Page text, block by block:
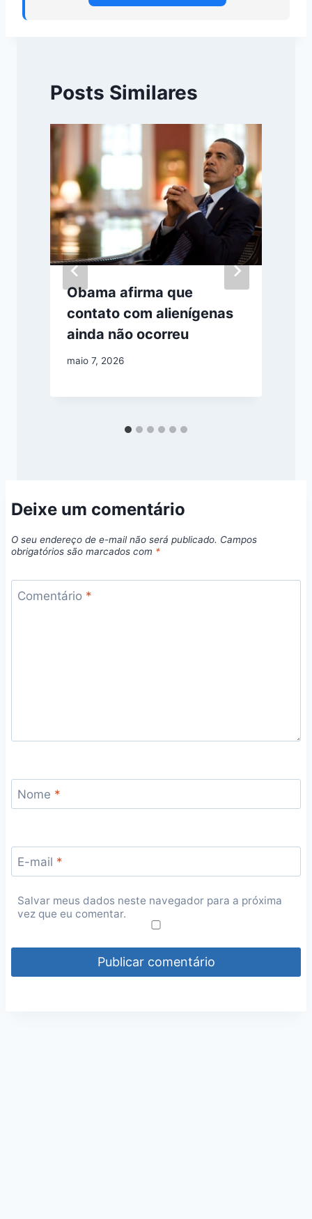
Posts Similares
Obama afirma que
contato com alienígenas
ainda não ocorreu
maio 7, 2026
Deixe um comentário
O seu endereço de e-mail não será publicado. Campos
obrigatórios são marcados com *
Comentário *
Nome *
E-mail *
Salvar meus dados neste navegador para a próxima
vez que eu comentar.